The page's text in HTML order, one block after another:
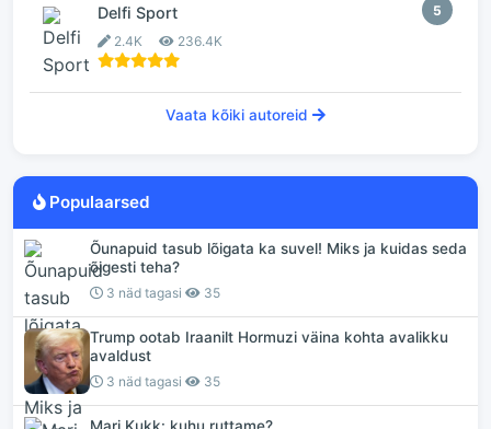
5
Delfi Sport
2.4K 236.4K
Vaata kõiki autoreid
Populaarsed
Õunapuid tasub lõigata ka suvel! Miks ja kuidas seda
õigesti teha?
3 näd tagasi 35
Trump ootab Iraanilt Hormuzi väina kohta avalikku
avaldust
3 näd tagasi 35